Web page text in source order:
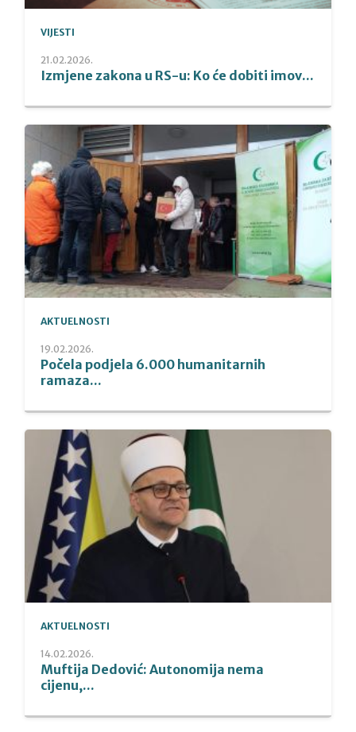
VIJESTI
21.02.2026.
Izmjene zakona u RS-u: Ko će dobiti imov...
AKTUELNOSTI
19.02.2026.
Počela podjela 6.000 humanitarnih
ramaza...
AKTUELNOSTI
14.02.2026.
Muftija Dedović: Autonomija nema
cijenu,...